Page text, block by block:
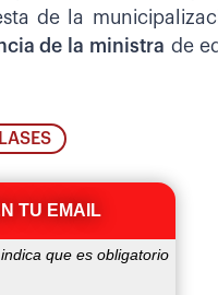
de la
de la ministra de
TU EMAIL
que es obligatorio